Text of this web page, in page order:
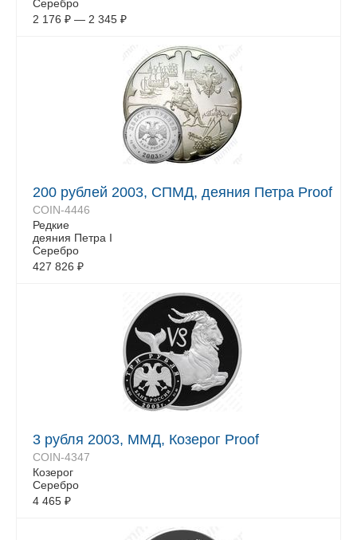
Серебро
2 176 ₽ — 2 345 ₽
200 рублей 2003, СПМД, деяния Петра Proof
COIN-4446
Редкие
деяния Петра I
Серебро
427 826 ₽
3 рубля 2003, ММД, Козерог Proof
COIN-4347
Козерог
Серебро
4 465 ₽